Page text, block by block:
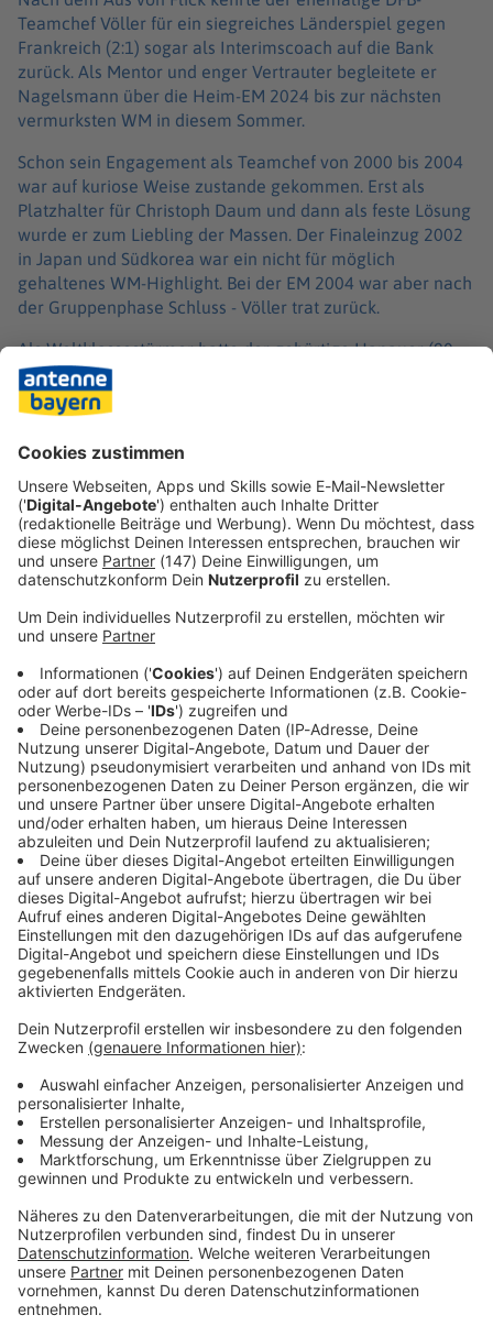
Teamchef Völler für ein siegreiches Länderspiel gegen
Frankreich (2:1) sogar als Interimscoach auf die Bank
zurück. Als Mentor und enger Vertrauter begleitete er
Nagelsmann über die Heim-EM 2024 bis zur nächsten
vermurksten WM in diesem Sommer.
Schon sein Engagement als Teamchef von 2000 bis 2004
war auf kuriose Weise zustande gekommen. Erst als
Platzhalter für Christoph Daum und dann als feste Lösung
wurde er zum Liebling der Massen. Der Finaleinzug 2002
in Japan und Südkorea war ein nicht für möglich
gehaltenes WM-Highlight. Bei der EM 2004 war aber nach
der Gruppenphase Schluss - Völler trat zurück.
Als Weltklassestürmer hatte der gebürtige Hanauer (90
Länderspiele/47 Tore) großen Anteil am WM-Triumph
1990. Es war der Höhepunkt seiner Karriere als Fußball-
Profi. Nun soll die EM 2028 in England, Schottland, Wales
und Irland für ihn im Idealfall zu einem Happy End
Immer auf dem Laufenden
bleiben!
Verpass' nichts mehr - mit unserem kostenlosen
ANTENNE BAYERN Newsletter. Ob Nachrichten,
Lifestyle oder unsere neuesten Aktionen - wir
informieren dich.
Zum Newsletter anmelden
Du möchtest uns etwas sagen?